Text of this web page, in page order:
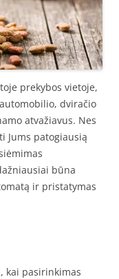
prekybos vietoje,
dviračio
atvažiavus. Nes
Jums patogiausią
būna
ir pristatymas
kai pasirinkimas